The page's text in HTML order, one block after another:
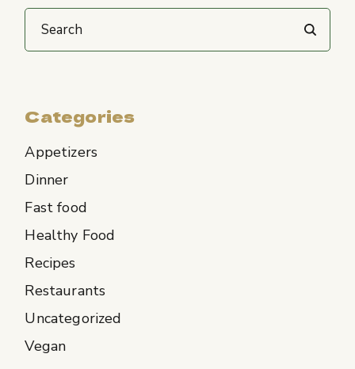
Categories
Appetizers
Dinner
Fast food
Healthy Food
Recipes
Restaurants
Uncategorized
Vegan